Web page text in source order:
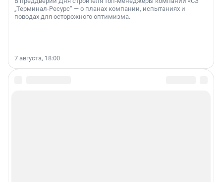
„Терминал-Ресурс“ — о планах компании, испытаниях и
поводах для осторожного оптимизма.
7 августа, 18:00